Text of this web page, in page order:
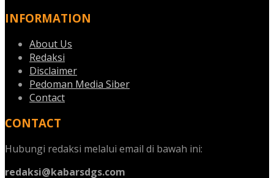
INFORMATION
About Us
Redaksi
Disclaimer
Pedoman Media Siber
Contact
CONTACT
Hubungi redaksi melalui email di bawah ini:
redaksi@kabarsdgs.com